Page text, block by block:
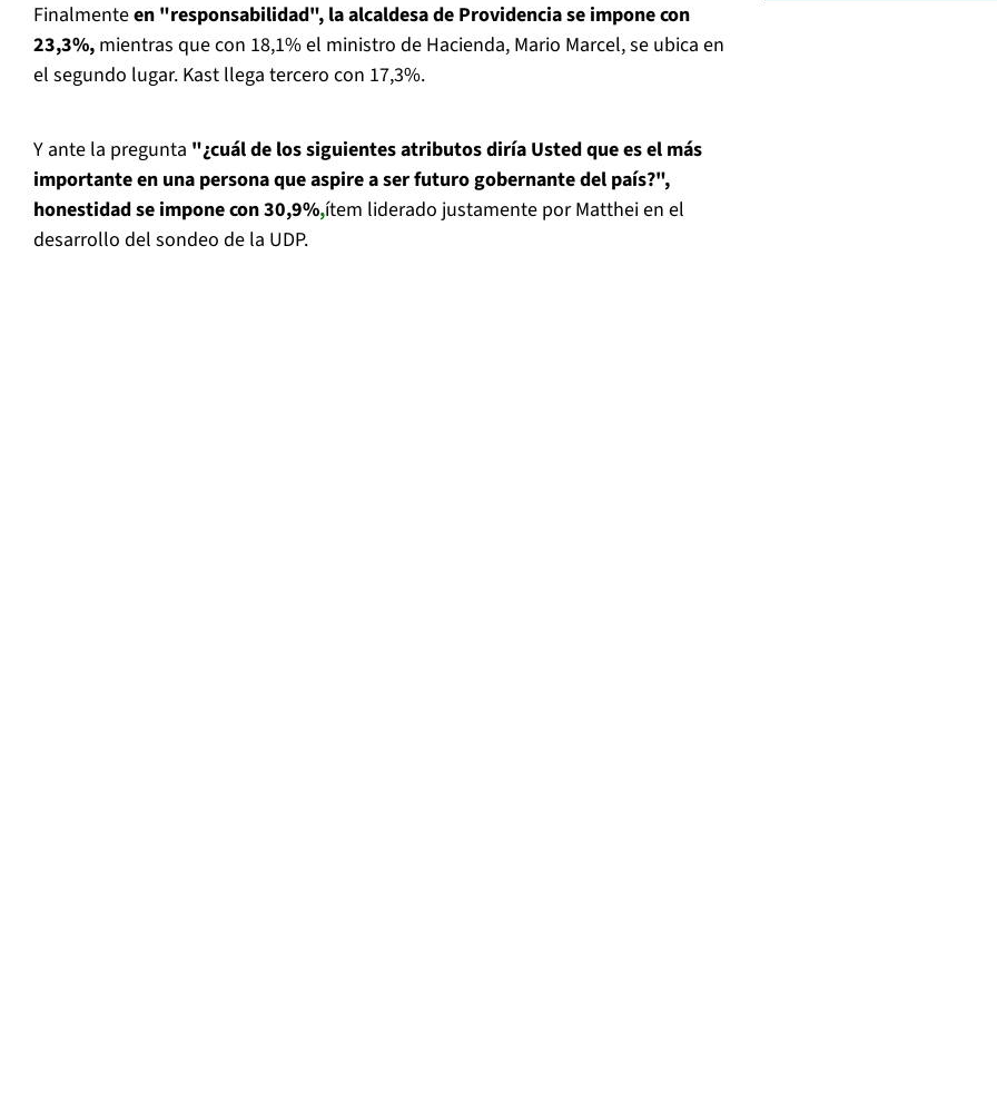
Finalmenteen "responsabilidad", la alcaldesa de Providencia se impone con
23,3%, mientras que con 18,1% el ministro de Hacienda, Mario Marcel, se ubica en
el segundo lugar. Kast llega tercero con 17,3%.
Y ante la pregunta "¿cuál de los siguientes atributos diría Usted que es el más
importante en una persona que aspire a ser futuro gobernante del país?",
honestidad se impone con 30,9%,ítem liderado justamente por Matthei en el
desarrollo del sondeo de la UDP.